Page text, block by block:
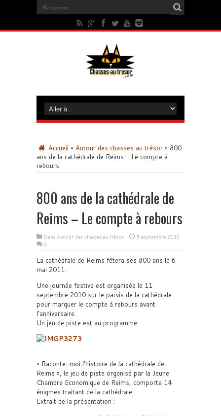
Accueil » Autour des chasses au trésor » 800
ans de la cathédrale de Reims – Le compte à
rebours
800 ans de la cathédrale de
Reims – Le compte à rebours
Dans Autour des chasses au trésor
5 septembre 2010
0
La cathédrale de Reims fêtera ses 800 ans le 6
mai 2011.
Une journée festive est organisée le 11
septembre 2010 sur le parvis de la cathédrale
pour marquer le compte à rebours avant
l’anniversaire.
Un jeu de piste est au programme.
« Raconte-moi l’histoire de la cathédrale de
Reims », le jeu de piste organisé par la Jeune
Chambre Economique de Reims, comporte 14
énigmes traitant de la cathédrale.
Extrait de la présentation :